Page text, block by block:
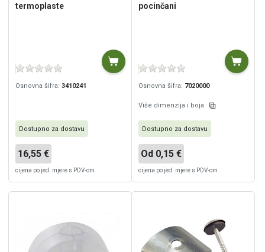
termoplaste
Osnovna šifra: 3410241
Dostupno za dostavu
16,55 €
cijena po jed. mjere s PDV-om
pocinčani
Osnovna šifra: 7020000
Više dimenzija i boja
Dostupno za dostavu
Od 0,15 €
cijena po jed. mjere s PDV-om